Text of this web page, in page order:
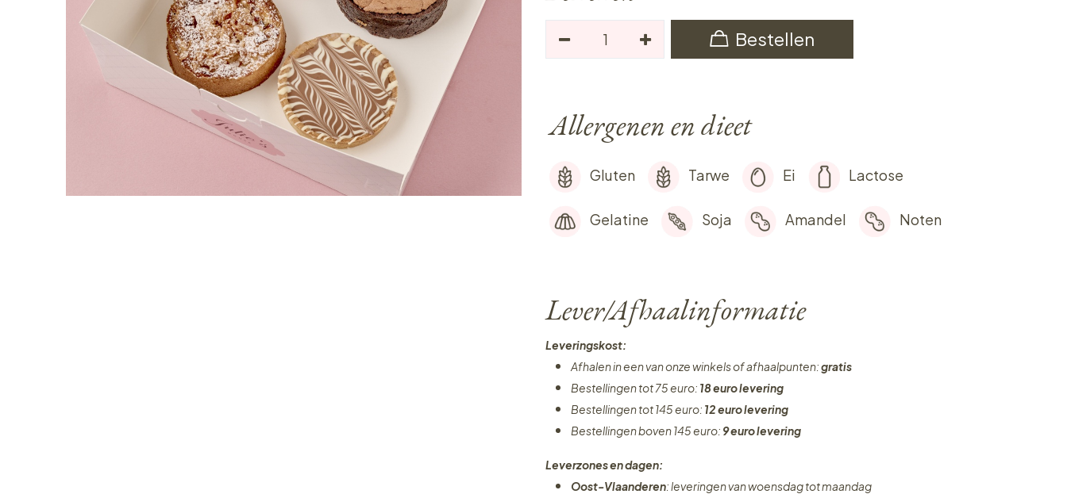
Bestellen
Allergenen en dieet
Gluten Tarwe Ei Lactose
Gelatine Soja Amandel Noten
Lever/Afhaalinformatie
Leveringskost:
Afhalen in een van onze winkels of afhaalpunten:gratis
Bestellingen tot 75 euro: 18 euro levering
Bestellingen tot 145 euro: 12 euro levering
Bestellingen boven 145 euro: 9 euro levering
Leverzones en dagen:
Oost-Vlaanderen: leveringen van woensdag tot maandag